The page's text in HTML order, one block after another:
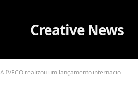
A IVECO realizou um lançamento internacional onde revelou o seu avanço para o próximo nível e a sua aposta em sistemas inteligentes